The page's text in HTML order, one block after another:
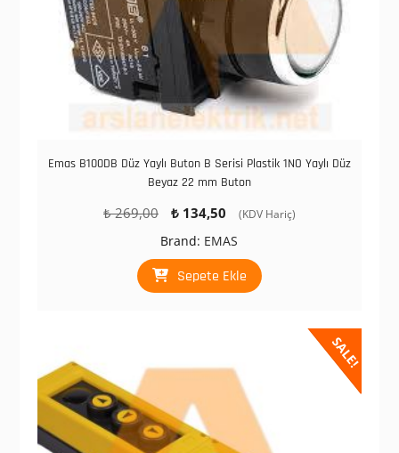
Emas B100DB Düz Yaylı Buton B Serisi Plastik 1NO Yaylı Düz
Beyaz 22 mm Buton
₺269,00
Orijinal
₺ 269,00.
₺134,50
Şu
fiyat:
₺ 134,50.
(KDV Hariç)
Brand: EMAS
Sepete Ekle
SALE!